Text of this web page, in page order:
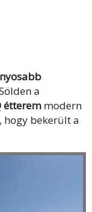
a
étterem modern
hogy bekerült a